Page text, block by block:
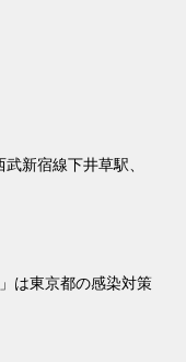
新宿線下井草駅、
は東京都の感染対策